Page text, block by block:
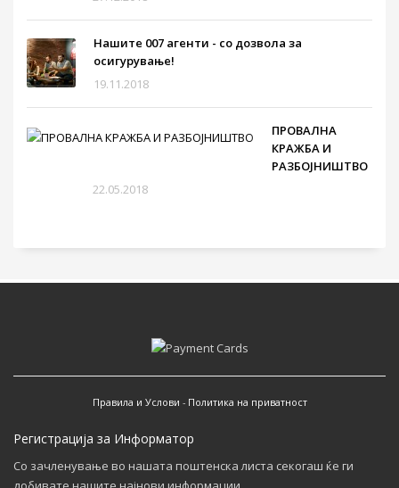
Нашите 007 агенти - со дозвола за
осигурување!
19.11.2018
ПРОВАЛНА
КРАЖБА И
РАЗБОЈНИШТВО
22.05.2018
Правила и Услови - Политика на приватност
Регистрација за Информатор
Со зачленување во нашата поштенска листа секогаш ќе ги